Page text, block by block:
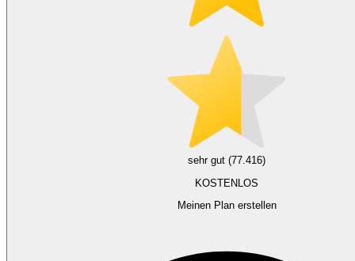
sehr gut (77.416)
KOSTENLOS
Meinen Plan erstellen